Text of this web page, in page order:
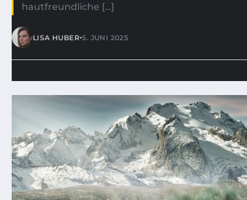
hautfreundliche […]
LISA HUBER•5. JUNI 2025